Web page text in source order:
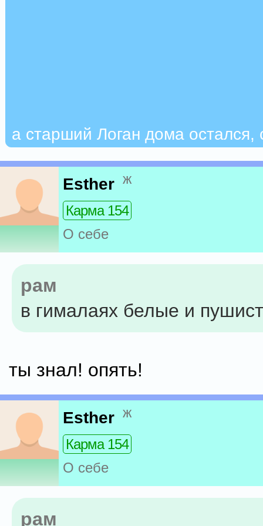
а старший Логан дома остался,
Esther ж
Карма 154
О себе
рам
в гималаях белые и
ты знал! опять!
Esther ж
Карма 154
О себе
рам